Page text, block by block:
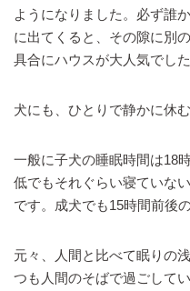
ようになりました。必ず誰
に出てくると、その隙に別
具合にハウスが大人気でした
犬にも、ひとりで静かに休
一般に子犬の睡眠時間は18
低でもそれぐらい寝ていな
です。成犬でも15時間前後
元々、人間と比べて眠りの
つも人間のそばで過ごして